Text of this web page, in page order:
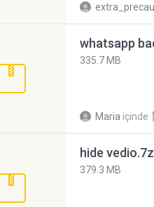
335.7 MB
Maria içinde
hide vedio.7z
379.3 MB